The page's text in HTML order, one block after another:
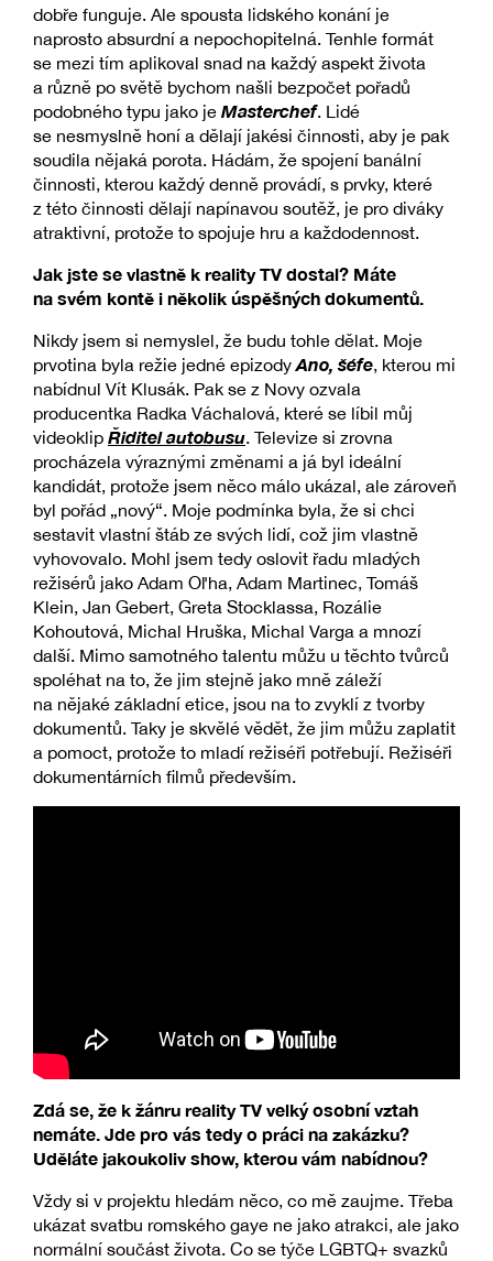
dobře funguje. Ale spousta lidského konání je
naprosto absurdní a nepochopitelná. Tenhle formát
se mezi tím aplikoval snad na každý aspekt života
a různě po světě bychom našli bezpočet pořadů
podobného typu jako je Masterchef. Lidé
se nesmyslně honí a dělají jakési činnosti, aby je pak
soudila nějaká porota. Hádám, že spojení banální
činnosti, kterou každý denně provádí, s prvky, které
z této činnosti dělají napínavou soutěž, je pro diváky
atraktivní, protože to spojuje hru a každodennost.
Jak jste se vlastně k reality TV dostal? Máte
na svém kontě i několik úspěšných dokumentů.
Nikdy jsem si nemyslel, že budu tohle dělat. Moje
prvotina byla režie jedné epizodyAno, šéfe, kterou mi
nabídnul Vít Klusák. Pak se z Novy ozvala
producentka Radka Váchalová, které se líbil můj
videoklip Řiditel autobusu. Televize si zrovna
procházela výraznými změnami a já byl ideální
kandidát, protože jsem něco málo ukázal, ale zároveň
byl pořád „nový“. Moje podmínka byla, že si chci
sestavit vlastní štáb ze svých lidí, což jim vlastně
vyhovovalo. Mohl jsem tedy oslovit řadu mladých
režisérů jako Adam Oľha, Adam Martinec, Tomáš
Klein, Jan Gebert, Greta Stocklassa, Rozálie
Kohoutová, Michal Hruška, Michal Varga a mnozí
další. Mimo samotného talentu můžu u těchto tvůrců
spoléhat na to, že jim stejně jako mně záleží
na nějaké základní etice, jsou na to zvyklí z tvorby
dokumentů. Taky je skvělé vědět, že jim můžu zaplatit
a pomoct, protože to mladí režiséři potřebují. Režiséři
dokumentárních filmů především.
Zdá se, že k žánru reality TV velký osobní vztah
nemáte. Jde pro vás tedy o práci na zakázku?
Uděláte jakoukoliv show, kterou vám nabídnou?
Vždy si v projektu hledám něco, co mě zaujme. Třeba
ukázat svatbu romského gaye ne jako atrakci, ale jako
normální součást života. Co se týče LGBTQ+ svazků